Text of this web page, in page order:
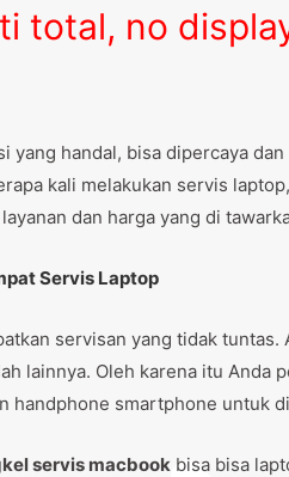
total, no
yang handal, bisa dipercaya
kali melakukan servis
dan harga yang di
Servis Laptop
servisan yang tidak
lainnya. Oleh karena itu
handphone smartphone untuk
servis macbook bisa bisa